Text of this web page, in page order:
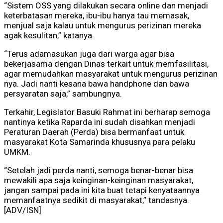
“Sistem OSS yang dilakukan secara online dan menjadi
keterbatasan mereka, ibu-ibu hanya tau memasak,
menjual saja kalau untuk mengurus perizinan mereka
agak kesulitan,” katanya.
“Terus adamasukan juga dari warga agar bisa
bekerjasama dengan Dinas terkait untuk memfasilitasi,
agar memudahkan masyarakat untuk mengurus perizinan
nya. Jadi nanti kesana bawa handphone dan bawa
persyaratan saja,” sambungnya.
Terkahir, Legislator Basuki Rahmat ini berharap semoga
nantinya ketika Raparda ini sudah disahkan menjadi
Peraturan Daerah (Perda) bisa bermanfaat untuk
masyarakat Kota Samarinda khususnya para pelaku
UMKM.
“Setelah jadi perda nanti, semoga benar-benar bisa
mewakili apa saja keinginan-keinginan masyarakat,
jangan sampai pada ini kita buat tetapi kenyataannya
memanfaatnya sedikit di masyarakat,” tandasnya.
[ADV/ISN]